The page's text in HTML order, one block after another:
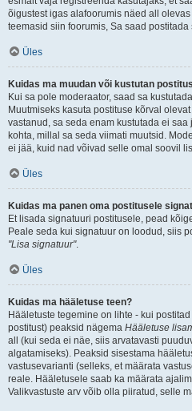
õigustest igas alafoorumis näed all
teemasid siin foorumis, Sa saad
Üles
Kuidas ma muudan või kustutan
Kui sa pole moderaator, saad sa
Muutmiseks kasuta postituse kõrval
vastanud, sa seda enam kustutada ei
kohta, millal sa seda viimati muutsid.
ei jää, kuid nad võivad selle omal soovil
Üles
Kuidas ma panen oma postitusele
Et lisada signatuuri postitusele, pead
Peale seda kui signatuur on loodud, siis
"Lisa signatuur".
Üles
Kuidas ma hääletuse teen?
Hääletuste tegemine on lihte - kui
postitust) peaksid nägema Hääletuse
all (kui seda ei näe, siis arvatavasti
algatamiseks). Peaksid sisestama
vastusevarianti (selleks, et määrata
reale. Hääletusele saab ka määrata
Valikvastuste arv võib olla piiratud, selle